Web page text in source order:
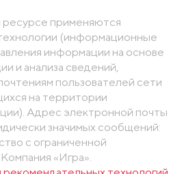
применяются
(информационные
информации на основе
и анализа сведений,
пользователей сети
на территории
Адрес электронной почты
значимых сообщений:
с ограниченной
«Игра».